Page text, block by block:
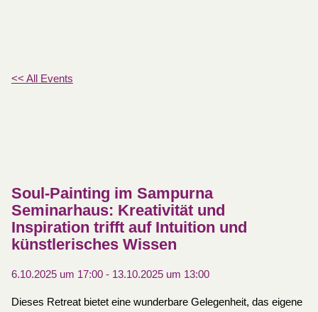
<< All Events
Soul-Painting im Sampurna
Seminarhaus: Kreativität und
Inspiration trifft auf Intuition und
künstlerisches Wissen
6.10.2025 um 17:00- 13.10.2025 um 13:00
Dieses Retreat bietet eine wunderbare Gelegenheit, das eigene